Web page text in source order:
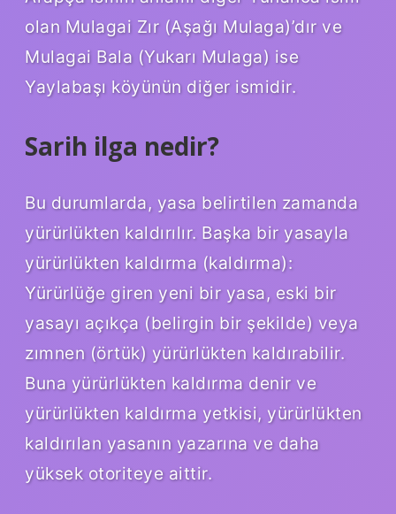
olan Mulagai Zır (Aşağı Mulaga)’dır ve
Mulagai Bala (Yukarı Mulaga) ise
Yaylabaşı köyünün diğer ismidir.
Sarih ilga nedir?
Bu durumlarda, yasa belirtilen zamanda
yürürlükten kaldırılır. Başka bir yasayla
yürürlükten kaldırma (kaldırma):
Yürürlüğe giren yeni bir yasa, eski bir
yasayı açıkça (belirgin bir şekilde) veya
zımnen (örtük) yürürlükten kaldırabilir.
Buna yürürlükten kaldırma denir ve
yürürlükten kaldırma yetkisi, yürürlükten
kaldırılan yasanın yazarına ve daha
yüksek otoriteye aittir.